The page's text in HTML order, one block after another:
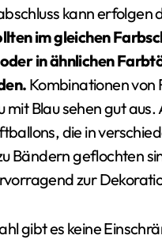
kann erfolgen
im gleichen
in ähnlichen
Kombinationen von
mit Blau sehen gut aus.
die in
Bändern geflochten
zur
gibt es keine